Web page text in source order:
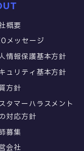
概要
メッセージ
情報保護基本方針
ュリティ基本方針
方針
タマーハラスメント
対応方針
募集
会社